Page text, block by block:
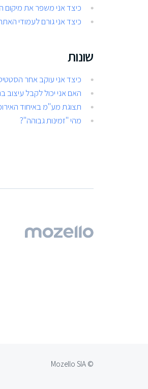
כיצד אני משפר את מיקום
כיצד אני גורם לעמודי
שונות
כיצד אני עוקב אחר
האם אני יכול לקבל
תצוגת מע"מ באיחוד
מהי "זמינות גבוהה"?
© Mozello SIA